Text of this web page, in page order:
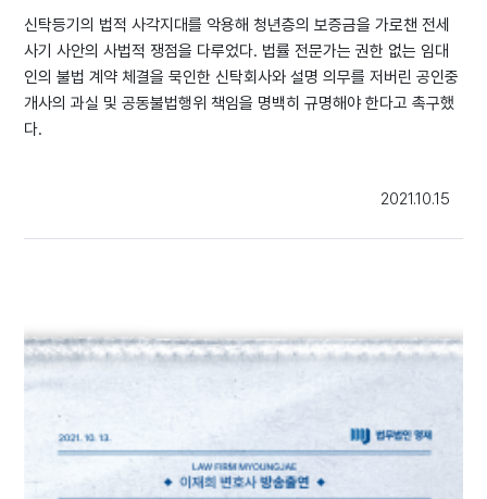
신탁등기의 법적 사각지대를 악용해 청년층의 보증금을 가로챈 전세
사기 사안의 사법적 쟁점을 다루었다. 법률 전문가는 권한 없는 임대
인의 불법 계약 체결을 묵인한 신탁회사와 설명 의무를 저버린 공인중
개사의 과실 및 공동불법행위 책임을 명백히 규명해야 한다고 촉구했
다.
2021.10.15